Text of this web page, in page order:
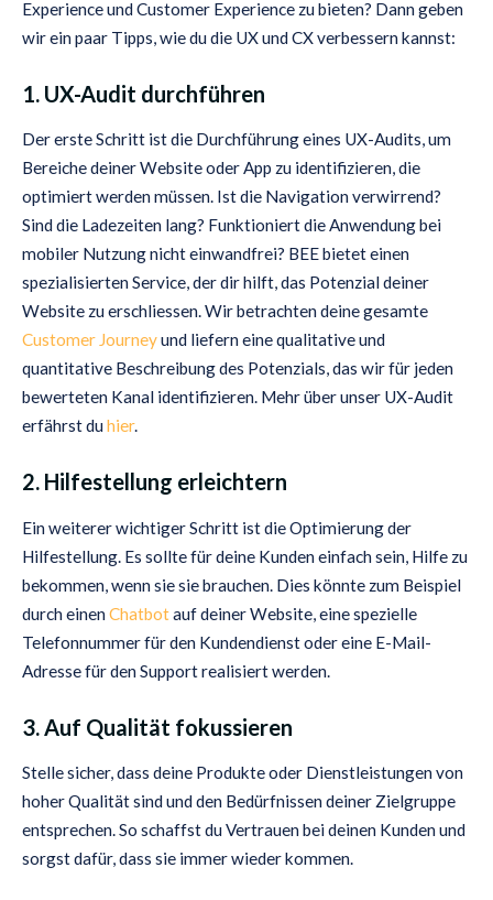
Experience und Customer Experience zu bieten? Dann geben
wir ein paar Tipps, wie du die UX und CX verbessern kannst:
1. UX-Audit durchführen
Der erste Schritt ist die Durchführung eines UX-Audits, um
Bereiche deiner Website oder App zu identifizieren, die
optimiert werden müssen. Ist die Navigation verwirrend?
Sind die Ladezeiten lang? Funktioniert die Anwendung bei
mobiler Nutzung nicht einwandfrei? BEE bietet einen
spezialisierten Service, der dir hilft, das Potenzial deiner
Website zu erschliessen. Wir betrachten deine gesamte
Customer Journeyund liefern eine qualitative und
quantitative Beschreibung des Potenzials, das wir für jeden
bewerteten Kanal identifizieren. Mehr über unser UX-Audit
erfährst duhier.
2. Hilfestellung erleichtern
Ein weiterer wichtiger Schritt ist die Optimierung der
Hilfestellung. Es sollte für deine Kunden einfach sein, Hilfe zu
bekommen, wenn sie sie brauchen. Dies könnte zum Beispiel
durch einenChatbotauf deiner Website, eine spezielle
Telefonnummer für den Kundendienst oder eine E-Mail-
Adresse für den Support realisiert werden.
3. Auf Qualität fokussieren
Stelle sicher, dass deine Produkte oder Dienstleistungen von
hoher Qualität sind und den Bedürfnissen deiner Zielgruppe
entsprechen. So schaffst du Vertrauen bei deinen Kunden und
sorgst dafür, dass sie immer wieder kommen.